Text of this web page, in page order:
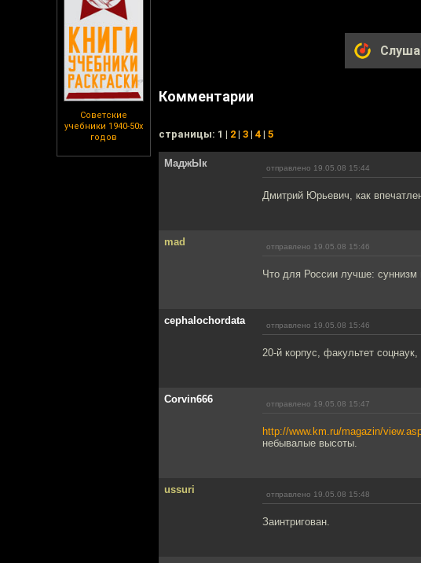
Советские
учебники 1940-50х
годов
Комментарии
cтраницы: 1 | 2 | 3 | 4 | 5
МаджЫк отправлено 19.05.08 15:44
Дмитрий Юрьевич, как
mad отправлено 19.05.08 15:46
Что для России лучше:
cephalochordata отправлено 19.05.08 15:46
20-й корпус, факультет
Corvin666 отправлено 19.05.08 15:47
http://www.km.ru/magazin/
небывалые высоты.
ussuri отправлено 19.05.08 15:48
Заинтригован.